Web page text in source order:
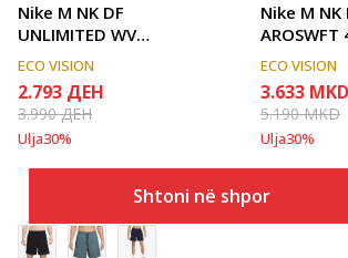
Nike M NK DF
UNLIMITED WVN
7IN UL
ECO VISION
2.793 ДЕН
3.990ДЕН
Ulja30%
Shtoni në shportë
Nike M NK
AROSWFT
SHORT
ECO VISION
3.633 MKD
5.190MKD
Ulja30%